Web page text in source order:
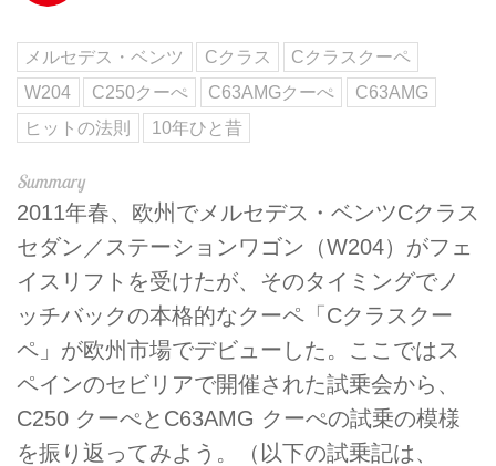
メルセデス・ベンツ Cクラス
Cクラスクーペ
W204
C250クーぺ C63AMGクーぺ
C63AMG
ヒットの法則
10年ひと昔
2011年春、欧州でメルセデス・ベンツCクラス
セダン／ステーションワゴン（W204）がフェ
イスリフトを受けたが、そのタイミングでノ
ッチバックの本格的なクーペ「Cクラスクー
ペ」が欧州市場でデビューした。ここではス
ペインのセビリアで開催された試乗会から、
C250 クーぺとC63AMG クーぺの試乗の模様
を振り返ってみよう。（以下の試乗記は、